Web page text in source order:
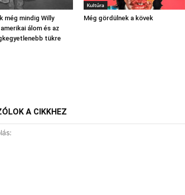
még mindig Willy
álom és az
tükre
Kultúra
Még gördülnek a kövek
A CIKKHEZ